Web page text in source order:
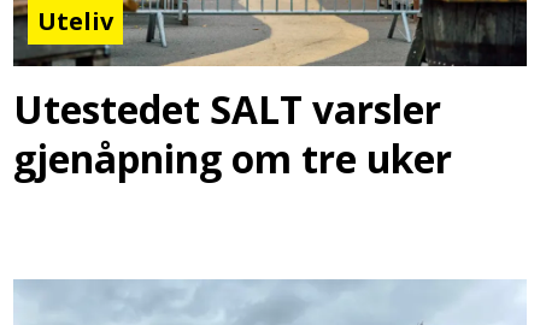
Uteliv
Utestedet SALT varsler
gjenåpning om tre uker